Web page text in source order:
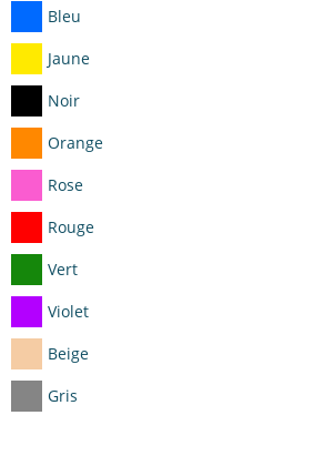
Bleu
Jaune
Noir
Orange
Rose
Rouge
Vert
Violet
Beige
Gris